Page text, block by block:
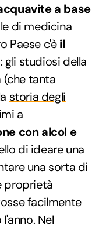
a base
di medicina
Paese c'èil
gli studiosi della
(che tanta
storia degli
a
con alcol e
di ideare una
una sorta di
proprietà
facilmente
Nel